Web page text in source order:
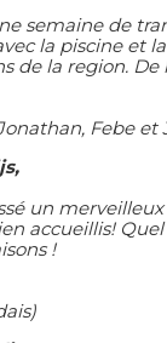
semaine de
la piscine et
de la region. De
Febe et
un merveilleux
accueillis!
!